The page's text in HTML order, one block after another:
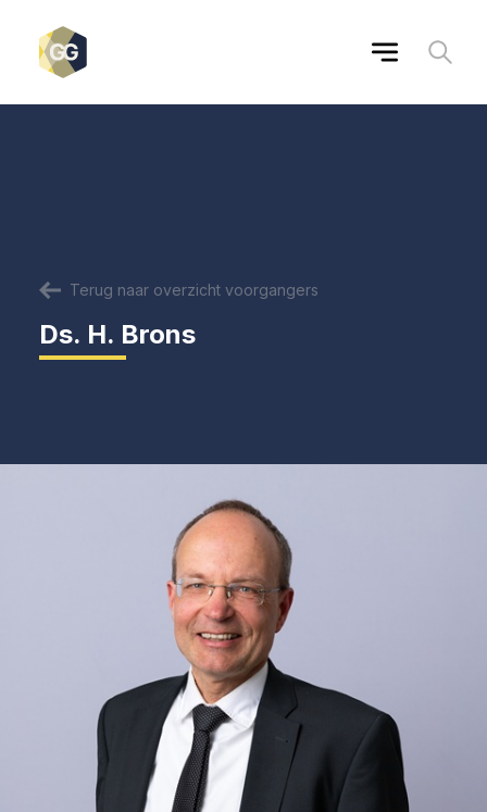
Terug naar overzicht voorgangers
Ds. H. Brons